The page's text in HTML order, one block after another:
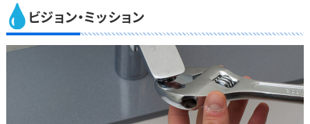
ビジョン・ミッション